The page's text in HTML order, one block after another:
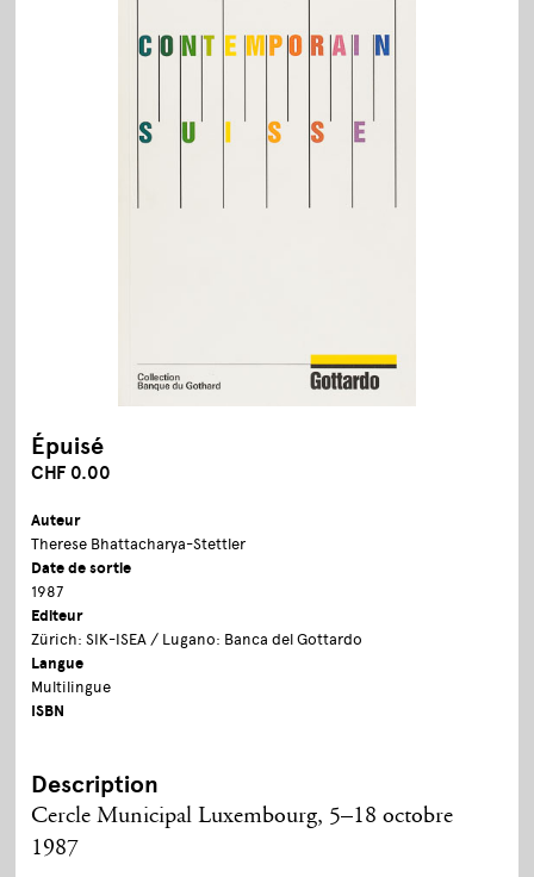
Épuisé
CHF 0.00
Auteur
Therese Bhattacharya-Stettler
Date de sortie
1987
Editeur
Zürich: SIK-ISEA / Lugano: Banca del Gottardo
Langue
Multilingue
ISBN
Description
Cercle Municipal Luxembourg, 5–18 octobre
1987